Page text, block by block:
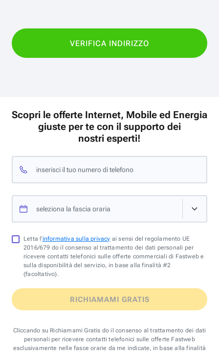
Scopri le offerte Internet, Mobile ed Energia
giuste per te con il supporto dei
nostri esperti!
inserisci il tuo numero di telefono
seleziona la fascia oraria
Letta l'informativa sulla privacy ai sensi del regolamento UE
2016/679 do il consenso al trattamento dei dati personali per
ricevere contatti telefonici sulle offerte commerciali di Fastweb e
sulla disponibilità del servizio, in base alla finalità #2
(facoltativo).
RICHIAMAMI GRATIS
Cliccando su Richiamami Gratis do il consenso al trattamento dei dati
personali per ricevere contatti telefonici sulle offerte Fastweb
esclusivamente nelle fasce orarie da me indicate, in base alla finalità